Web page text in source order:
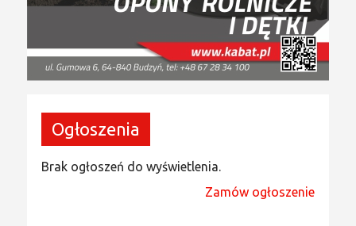
Ogłoszenia
Brak ogłoszeń do wyświetlenia.
Zamów ogłoszenie